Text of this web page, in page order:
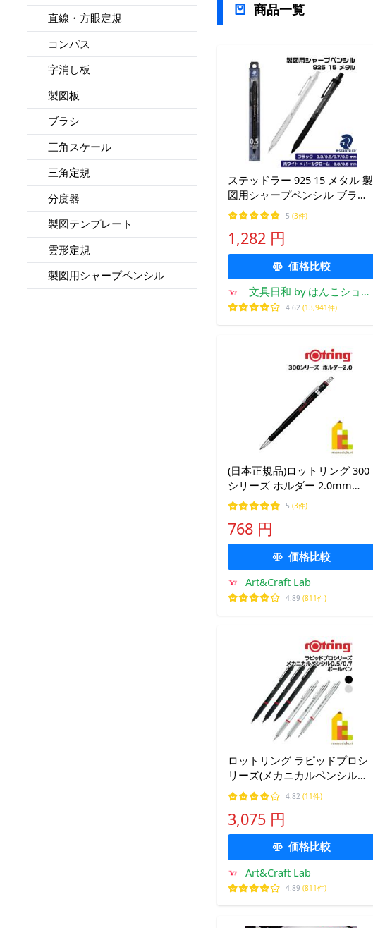
直線・方眼定規
コンパス
字消し板
製図板
ブラシ
三角スケール
三角定規
分度器
製図テンプレート
雲形定規
製図用シャープペンシル
商品一覧
ステッドラー 925 15 メタル 製
図用シャープペンシル ブラッ
ク ホワイト×パールクローム
0.5mm 0.3 0.7 0.9 925-15
STAEDTLER シャーペン 製図 低
重心
5 (3件)
1,282 円
価格比較
文具日和 by はんこショッ
プおとべ
4.62 (13,941件)
(日本正規品)ロットリング 300
シリーズ ホルダー 2.0mm
1904729
5 (3件)
768 円
価格比較
Art&Craft Lab
4.89 (811件)
ロットリング ラピッドプロシ
リーズ(メカニカルペンシル
0.5mm/0.7mm/ボールペン)
【ブラック/シルバー】
4.82 (11件)
3,075 円
価格比較
Art&Craft Lab
4.89 (811件)